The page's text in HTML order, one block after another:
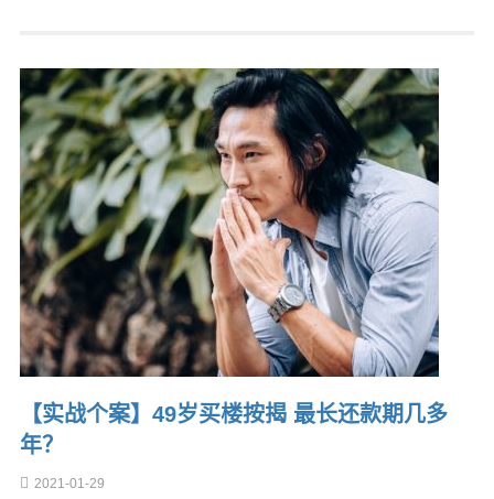
【实战个案】49岁买楼按揭 最长还款期几多
年？
2021-01-29